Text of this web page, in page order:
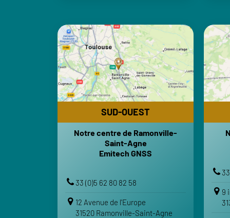
SUD-OUEST
Notre centre de Ramonville-
Saint-Agne
Emitech GNSS
33 (0)5 62 80 82 58
12 Avenue de l'Europe
31520 Ramonville-Saint-Agne
SUD-OUEST
Notre centre de Ramonville-
Saint-Agne
Emitech GNSS
HORAIRES
Lundi-Vendredi : 8h-12h | 13h30-18h
Samedi-Dimanche : Fermé
TRANSPORTS
Gare Toulouse-Matabiau
Aéroport Toulouse-Blagnac
9